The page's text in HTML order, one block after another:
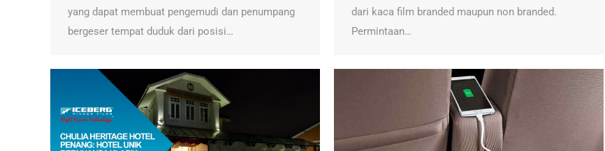
yang dapat membuat pengemudi dan penumpang
bergeser tempat duduk dari posisi…
dari kaca film branded maupun non branded.
Permintaan…